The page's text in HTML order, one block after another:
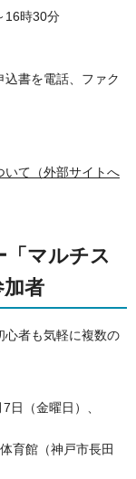
16時30分
込書を電話、ファク
いて（外部サイトへ
マルチス
者
心者も気軽に複数の
日（金曜日）、
育館（神戸市長田